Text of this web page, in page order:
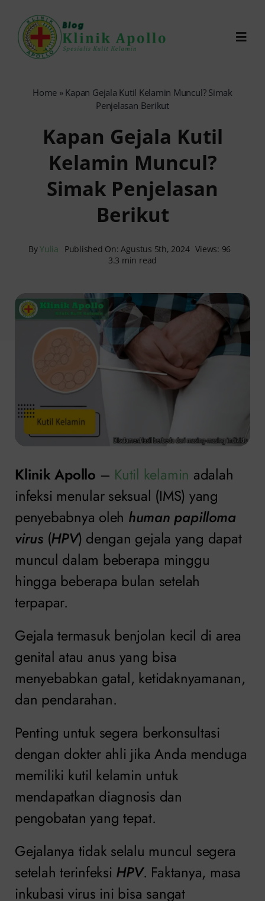
content
Reservasi Online
Home » Kapan Gejala Kutil Kelamin Muncul? Simak
Penjelasan Berikut
Kapan Gejala Kutil
Kelamin Muncul?
Simak Penjelasan
Berikut
ByYulia Published On: Agustus 5th, 2024 Views: 96
3.3 min read
Klinik Apollo – Kutil kelamin adalah
infeksi menular seksual (IMS) yang
penyebabnya oleh human papilloma
virus(HPV) dengan gejala yang dapat
muncul dalam beberapa minggu
hingga beberapa bulan setelah
terpapar.
Gejala termasuk benjolan kecil di area
genital atau anus yang bisa
menyebabkan gatal, ketidaknyamanan,
dan pendarahan.
Penting untuk segera berkonsultasi
dengan dokter ahli jika Anda menduga
memiliki kutil kelamin untuk
mendapatkan diagnosis dan
pengobatan yang tepat.
Gejalanya tidak selalu muncul segera
setelah terinfeksi HPV. Faktanya, masa
inkubasi virus ini bisa sangat